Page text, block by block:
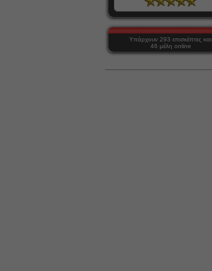
Υπάρχουν 293 επισκέπτες και
46 μέλη online